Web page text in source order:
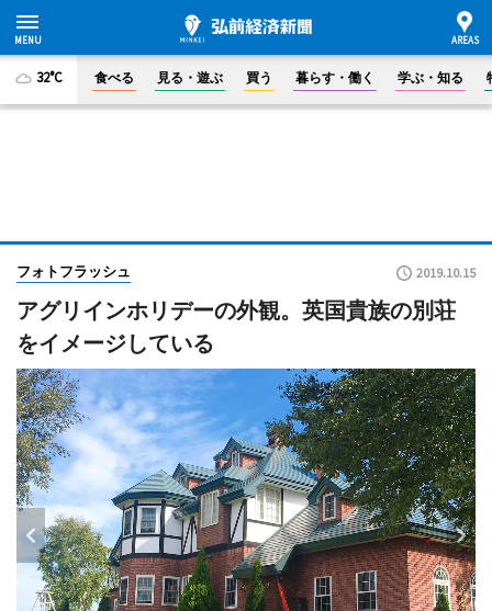
32°C 食べる 見る・遊ぶ 買う 暮らす・働く 学ぶ・知る
フォトフラッシュ 2019.10.15
アグリインホリデーの外観。英国貴族の別荘
をイメージしている